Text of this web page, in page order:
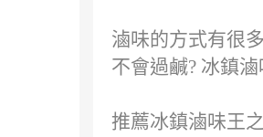
滷味的方式有很
不會過鹹? 冰鎮
推薦冰鎮滷味王